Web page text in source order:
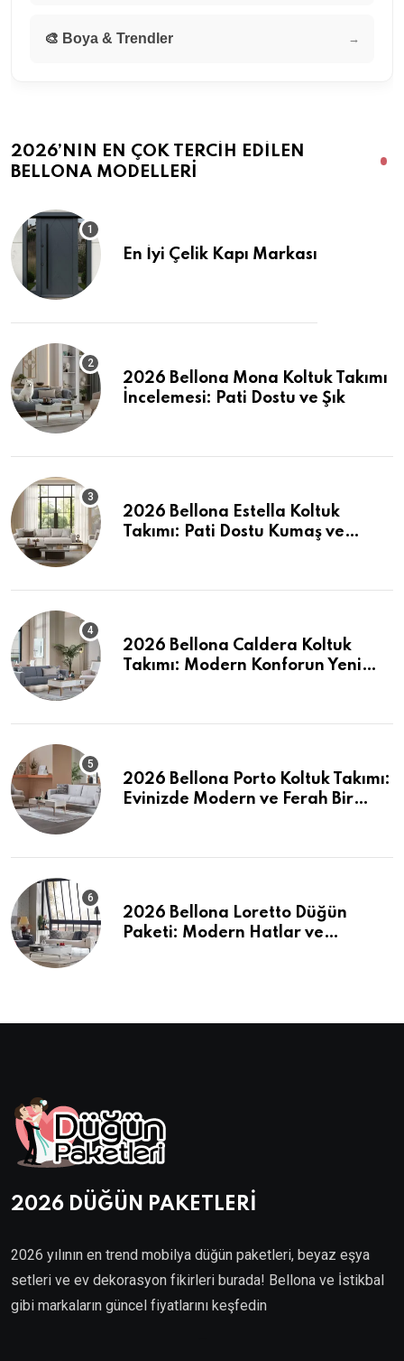
🎨 Boya & Trendler →
2026’NIN EN ÇOK TERCIH EDILEN
BELLONA MODELLERI
En İyi Çelik Kapı Markası
2026 Bellona Mona Koltuk Takımı
İncelemesi: Pati Dostu ve Şık
2026 Bellona Estella Koltuk
Takımı: Pati Dostu Kumaş ve
2026 Bellona Caldera Koltuk
Takımı: Modern Konforun Yeni
2026 Bellona Porto Koltuk Takımı:
Evinizde Modern ve Ferah Bir
2026 Bellona Loretto Düğün
Paketi: Modern Hatlar ve
2026 DÜĞÜN PAKETLERİ
2026 yılının en trend mobilya düğün paketleri, beyaz eşya
setleri ve ev dekorasyon fikirleri burada! Bellona ve İstikbal
gibi markaların güncel fiyatlarını keşfedin